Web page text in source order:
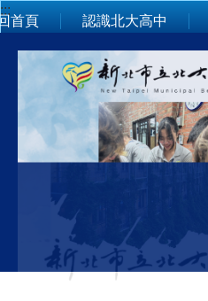
跳
到
:::
首頁 認識北大高中